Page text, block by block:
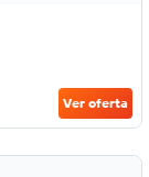
Ver oferta